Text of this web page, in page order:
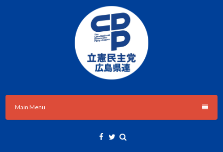
立憲民主党広島県総支部連合会
Main Menu